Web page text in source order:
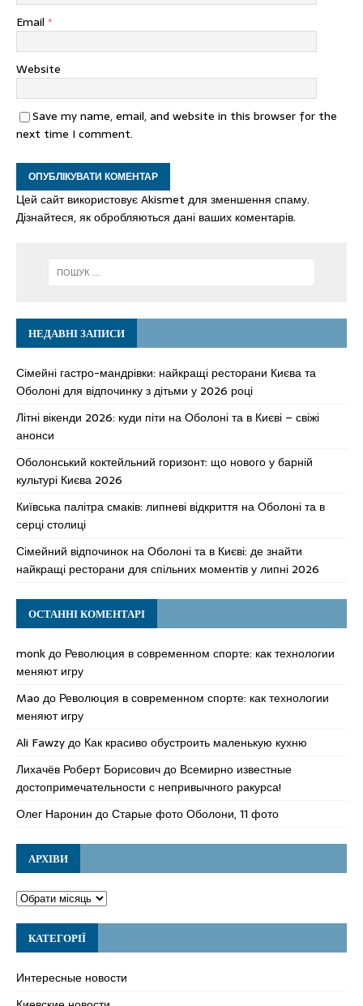
Email *
Website
Save my name, email, and website in this browser for the
next time I comment.
Цей сайт використовує Akismet для зменшення спаму.
Дізнайтеся, як обробляються дані ваших коментарів.
НЕДАВНІ ЗАПИСИ
Сімейні гастро-мандрівки: найкращі ресторани Києва та
Оболоні для відпочинку з дітьми у 2026 році
Літні вікенди 2026: куди піти на Оболоні та в Києві – свіжі
анонси
Оболонський коктейльний горизонт: що нового у барній
культурі Києва 2026
Київська палітра смаків: липневі відкриття на Оболоні та в
серці столиці
Сімейний відпочинок на Оболоні та в Києві: де знайти
найкращі ресторани для спільних моментів у липні 2026
ОСТАННІ КОМЕНТАРІ
monkдо Революция в современном спорте: как технологии
меняют игру
Mao до Революция в современном спорте: как технологии
меняют игру
Ali Fawzyдо Как красиво обустроить маленькую кухню
Лихачёв Роберт Борисовичдо Всемирно известные
достопримечательности с непривычного ракурса!
Олег Наронин доСтарые фото Оболони, 11 фото
АРХІВИ
КАТЕГОРІЇ
Интересные новости